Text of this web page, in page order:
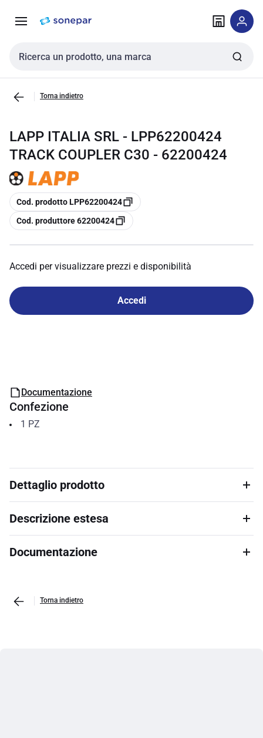
navigazione alla
Cerca input
Torna indietro
LAPP ITALIA SRL - LPP62200424
TRACK COUPLER C30 - 62200424
copia
Cod. prodotto LPP62200424
copia
Cod. produttore 62200424
Accedi per visualizzare prezzi e disponibilità
Accedi
Documentazione
Confezione
1 PZ
Dettaglio prodotto
Descrizione estesa
Documentazione
Torna indietro